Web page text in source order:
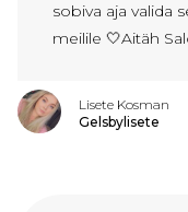
sobiva aja valida
meilile 🤍Aitäh
Lisete Kosman
Gelsbylisete